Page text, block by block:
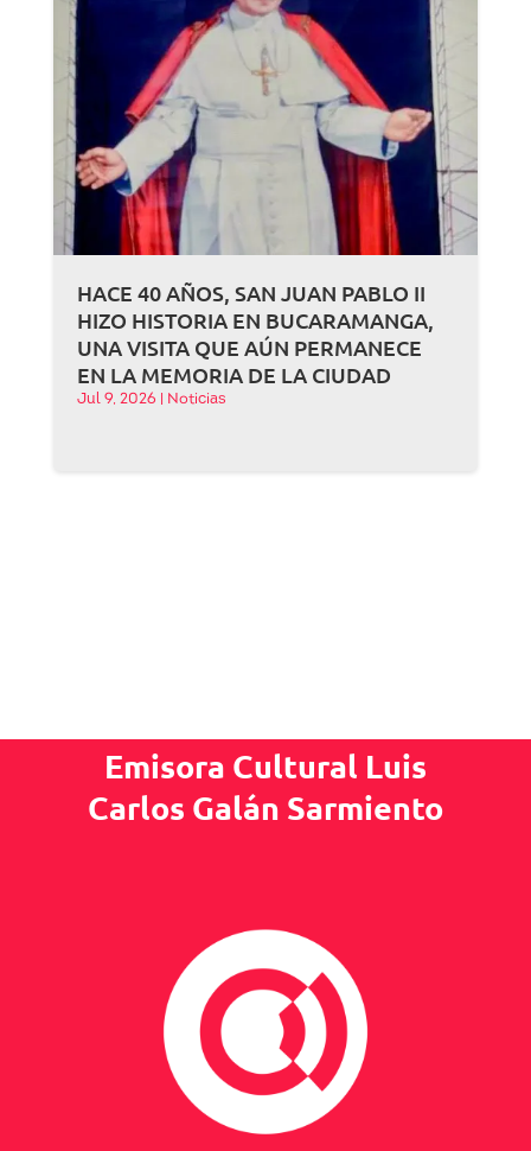
HACE 40 AÑOS, SAN JUAN PABLO II
HIZO HISTORIA EN BUCARAMANGA,
UNA VISITA QUE AÚN PERMANECE
EN LA MEMORIA DE LA CIUDAD
Jul 9, 2026 Noticias
Emisora Cultural Luis
Carlos Galán Sarmiento